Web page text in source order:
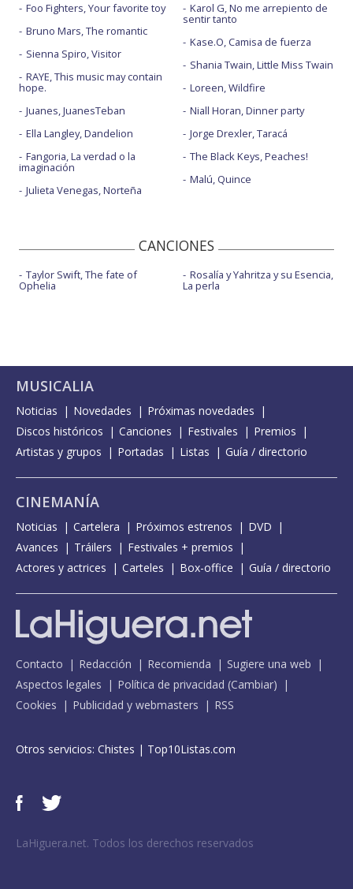
Foo Fighters, Your favorite toy
Bruno Mars, The romantic
Sienna Spiro, Visitor
RAYE, This music may contain
hope.
Juanes, JuanesTeban
Ella Langley, Dandelion
Fangoria, La verdad o la
imaginación
Julieta Venegas, Norteña
Karol G, No me arrepiento de
sentir tanto
Kase.O, Camisa de fuerza
Shania Twain, Little Miss Twain
Loreen, Wildfire
Niall Horan, Dinner party
Jorge Drexler, Taracá
The Black Keys, Peaches!
Malú, Quince
CANCIONES
Taylor Swift, The fate of
Ophelia
Rosalía y Yahritza y su Esencia,
La perla
MUSICALIA
Noticias Novedades
Próximas novedades
Discos históricos
Canciones Festivales
Premios
Artistas y grupos
Portadas Listas Guía / directorio
CINEMANÍA
Noticias Cartelera Próximos estrenos
DVD
Avances
Tráilers
Festivales + premios
Actores y actrices
Carteles Box-office Guía / directorio
Contacto Redacción Recomienda
Sugiere una web
Aspectos legales
Política de privacidad (Cambiar)
Cookies
Publicidad y webmasters RSS
Otros servicios: Chistes | Top10Listas.com
LaHiguera.net. Todos los derechos reservados